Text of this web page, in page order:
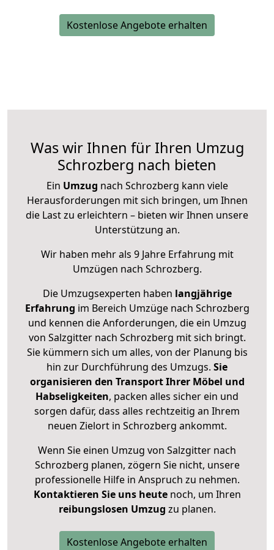
Kostenlose Angebote erhalten
Was wir Ihnen für Ihren Umzug
Schrozberg nach bieten
Ein Umzug nach Schrozberg kann viele
Herausforderungen mit sich bringen, um Ihnen
die Last zu erleichtern – bieten wir Ihnen unsere
Unterstützung an.
Wir haben mehr als 9 Jahre Erfahrung mit
Umzügen nach Schrozberg.
Die Umzugsexperten haben langjährige
Erfahrung im Bereich Umzüge nach Schrozberg
und kennen die Anforderungen, die ein Umzug
von Salzgitter nach Schrozberg mit sich bringt.
Sie kümmern sich um alles, von der Planung bis
hin zur Durchführung des Umzugs. Sie
organisieren den Transport Ihrer Möbel und
Habseligkeiten, packen alles sicher ein und
sorgen dafür, dass alles rechtzeitig an Ihrem
neuen Zielort in Schrozberg ankommt.
Wenn Sie einen Umzug von Salzgitter nach
Schrozberg planen, zögern Sie nicht, unsere
professionelle Hilfe in Anspruch zu nehmen.
Kontaktieren Sie uns heutenoch, um Ihren
reibungslosen Umzug zu planen.
Kostenlose Angebote erhalten